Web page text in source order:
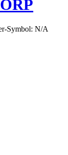
Symbol: N/A